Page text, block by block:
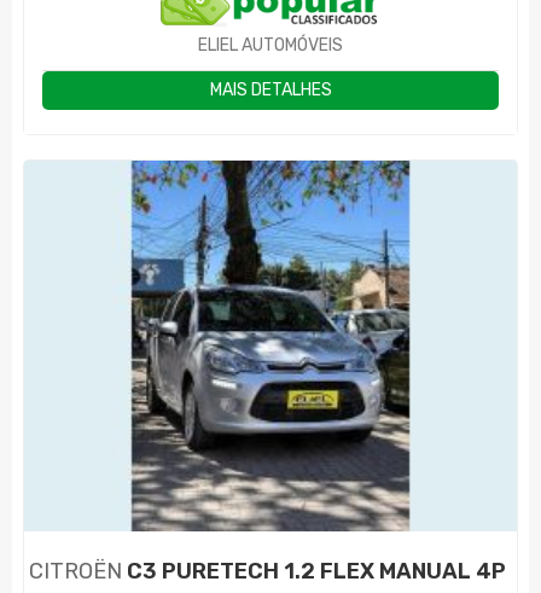
ELIEL AUTOMÓVEIS
MAIS DETALHES
CITROËN C3 PURETECH 1.2 FLEX MANUAL 4P